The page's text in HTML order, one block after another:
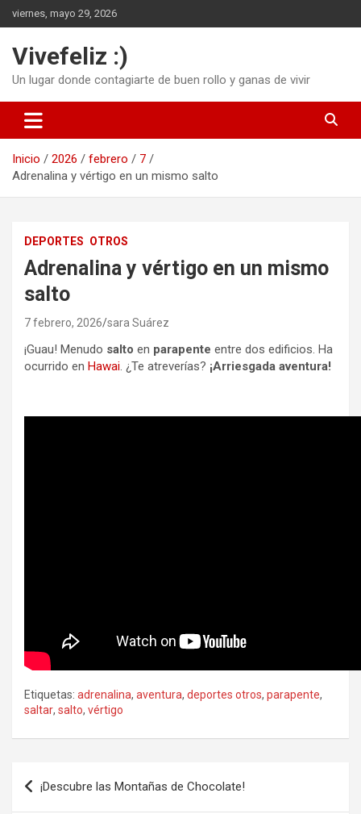
Saltar
al
viernes, mayo 29, 2026
Vivefeliz :)
Un lugar donde contagiarte de buen rollo y ganas de vivir
Inicio 2026 febrero
7
Adrenalina y vértigo en un mismo salto
DEPORTES OTROS
Adrenalina y vértigo en un mismo
salto
7 febrero, 2026 sara Suárez
¡Guau! Menudo salto en parapente entre dos edificios. Ha
ocurrido en Hawai. ¿Te atreverías? ¡Arriesgada aventura!
Etiquetas: adrenalina, aventura, deportes otros, parapente,
saltar, salto, vértigo
Navegación
de
¡Descubre las Montañas de Chocolate!